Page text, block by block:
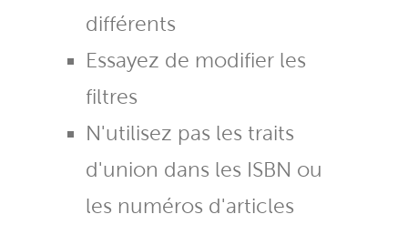
différents
Essayez de modifier les
filtres
N'utilisez pas les traits
d'union dans les ISBN ou
les numéros d'articles